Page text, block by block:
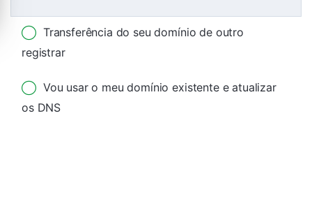
Transferência do seu domínio de outro
registrar
Vou usar o meu domínio existente e atualizar
os DNS